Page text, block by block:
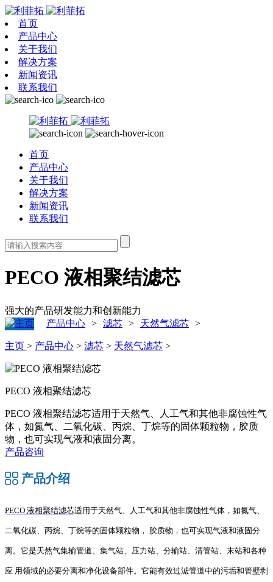
首页
产品中心
关于我们
解决方案
新闻资讯
联系我们
首页
产品中心
关于我们
解决方案
新闻资讯
联系我们
PECO 液相聚结滤芯
强大的产品研发能力和创新能力
产品中心 > 滤芯 > 天然气滤芯 >
主页 > 产品中心 > 滤芯 > 天然气滤芯 >
PECO 液相聚结滤芯
PECO 液相聚结滤芯适用于天然气、人工气和其他非腐蚀性气
体，如氮气、二氧化碳、丙烷、丁烷等的固体颗粒物，胶质
物，也可实现气液和液固分离。
产品咨询
产品介绍
PECO 液相聚结滤芯适用于天然气、人工气和其他非腐蚀性气体，如氮气、
二氧化碳、丙烷、丁烷等的固体颗粒物， 胶质物，也可实现气液和液固分
离。它是天然气集输管道、集气站、压力站、分输站、清管站、末站和各种
应 用领域的必要分离和净化设备部件。它能有效过滤管道中的污垢和管壁剥